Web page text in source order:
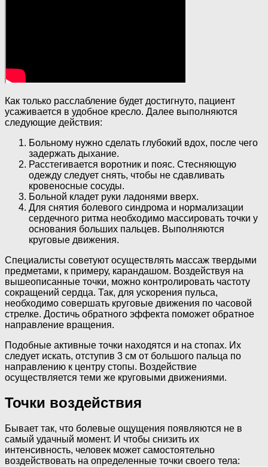
Как только расслабление будет достигнуто, пациент
усаживается в удобное кресло. Далее выполняются
следующие действия:
Больному нужно сделать глубокий вдох, после чего
задержать дыхание.
Расстегивается воротник и пояс. Стесняющую
одежду следует снять, чтобы не сдавливать
кровеносные сосуды.
Больной кладет руки ладонями вверх.
Для снятия болевого синдрома и нормализации
сердечного ритма необходимо массировать точки у
основания больших пальцев. Выполняются
круговые движения.
Специалисты советуют осуществлять массаж твердыми
предметами, к примеру, карандашом. Воздействуя на
вышеописанные точки, можно контролировать частоту
сокращений сердца. Так, для ускорения пульса,
необходимо совершать круговые движения по часовой
стрелке. Достичь обратного эффекта поможет обратное
направление вращения.
Подобные активные точки находятся и на стопах. Их
следует искать, отступив 3 см от большого пальца по
направлению к центру стопы. Воздействие
осуществляется теми же круговыми движениями.
Точки воздействия
Бывает так, что болевые ощущения появляются не в
самый удачный момент. И чтобы снизить их
интенсивность, человек может самостоятельно
воздействовать на определенные точки своего тела: